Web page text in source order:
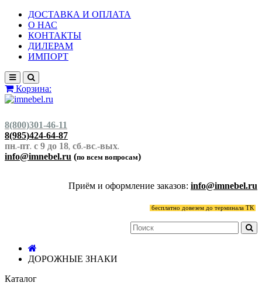
ДОСТАВКА И ОПЛАТА
О НАС
КОНТАКТЫ
ДИЛЕРАМ
ИМПОРТ
Корзина:
8(800)301-46-11
8(985)424-64-87
пн.-пт. с 9 до 18, сб.-вс.-вых.
info@imnebel.ru (по всем вопросам)
Приём и оформление заказов: info@imnebel.ru
бесплатно довезем до терминала ТК
ДОРОЖНЫЕ ЗНАКИ
Каталог